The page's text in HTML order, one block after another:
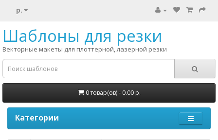
р.
Шаблоны для резки
Векторные макеты для плоттерной, лазерной резки
0 товар(ов) - 0.00 р.
Категории